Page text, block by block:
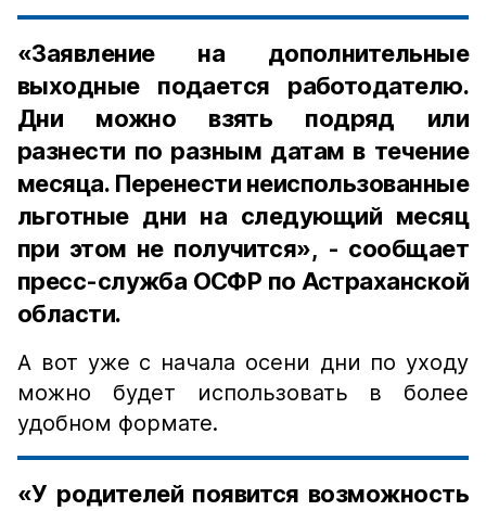
«Заявление на дополнительные
выходные подается работодателю.
Дни можно взять подряд или
разнести по разным датам в течение
месяца. Перенести неиспользованные
льготные дни на следующий месяц
при этом не получится», - сообщает
пресс-служба ОСФР по Астраханской
области.
А вот уже с начала осени дни по уходу
можно будет использовать в более
удобном формате.
«У родителей появится возможность